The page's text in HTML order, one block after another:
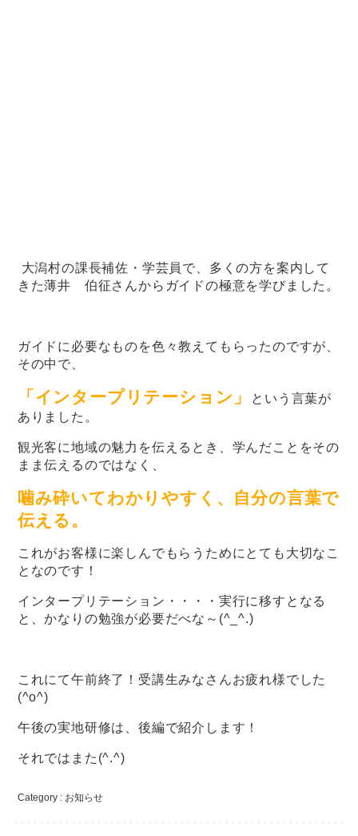
大潟村の課長補佐・学芸員で、多くの方を案内して
きた薄井 伯征さんからガイドの極意を学びました。
ガイドに必要なものを色々教えてもらったのですが、
その中で、
「インタープリテーション」
という言葉が
ありました。
観光客に地域の魅力を伝えるとき、学んだことをその
まま伝えるのではなく、
噛み砕いてわかりやすく、自分の言葉で
伝える。
これがお客様に楽しんでもらうためにとても大切なこ
となのです！
インタープリテーション・・・・実行に移すとなる
と、かなりの勉強が必要だべな～(^_^.)
これにて午前終了！受講生みなさんお疲れ様でした
(^o^)
午後の実地研修は、後編で紹介します！
それではまた(^.^)
Category : お知らせ